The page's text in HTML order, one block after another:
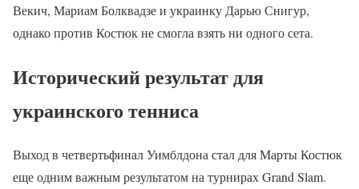
Векич, Мариам Болквадзе и украинку Дарью Снигур,
однако против Костюк не смогла взять ни одного сета.
Исторический результат для
украинского тенниса
Выход в четвертьфинал Уимблдона стал для Марты Костюк
еще одним важным результатом на турнирах Grand Slam.